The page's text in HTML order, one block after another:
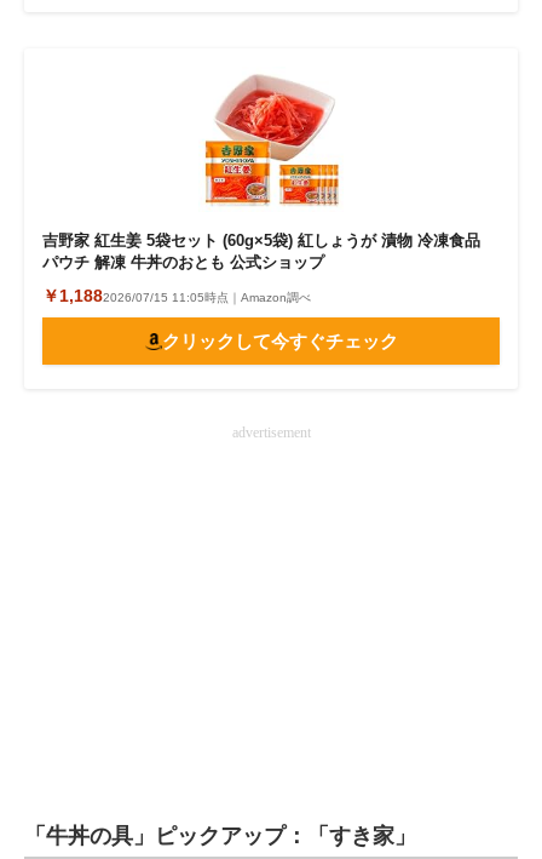
吉野家 紅生姜 5袋セット (60g×5袋) 紅しょうが 漬物 冷凍食品
パウチ 解凍 牛丼のおとも 公式ショップ
￥1,1882026/07/15 11:05時点｜Amazon調べ
クリックして今すぐチェック
advertisement
「牛丼の具」ピックアップ：「すき家」